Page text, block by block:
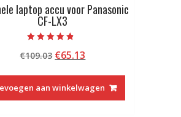
laptop accu voor Panasonic
CF-LX3
met
4.50
€109.03 Oorspronkelijke
was:
€109.03.
€65.13
€65.13.
aan winkelwagen